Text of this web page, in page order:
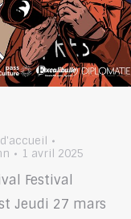
1 avril 2025
Festival
Jeudi 27 mars